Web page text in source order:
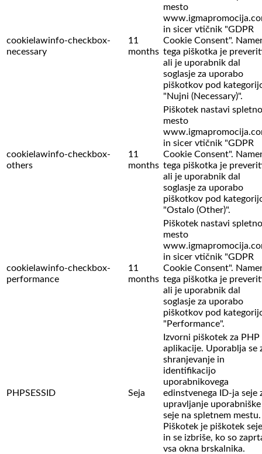
cookielawinfo-checkbox-
necessary
11
months
mesto
in sicer vtičnik "GDPR
Cookie Consent".
tega piškotka je
ali je uporabnik dal
soglasje za uporabo
piškotkov pod
"Nujni (Necessary)".
cookielawinfo-checkbox-
others
11
months
Piškotek nastavi spletno
mesto
in sicer vtičnik "GDPR
Cookie Consent".
tega piškotka je
ali je uporabnik dal
soglasje za uporabo
piškotkov pod
"Ostalo (Other)".
cookielawinfo-checkbox-
performance
11
months
Piškotek nastavi spletno
mesto
in sicer vtičnik "GDPR
Cookie Consent".
tega piškotka je
ali je uporabnik dal
soglasje za uporabo
piškotkov pod
"Performance".
PHPSESSID Seja
Izvorni piškotek za PHP
aplikacije. Uporablja se
shranjevanje in
identifikacijo
uporabnikovega
edinstvenega ID-ja seje
upravljanje uporabniške
seje na spletnem mestu.
Piškotek je piškotek seje
in se izbriše, ko so
vsa okna brskalnika.